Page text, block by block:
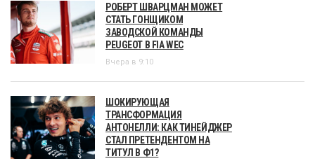
РОБЕРТ ШВАРЦМАН МОЖЕТ
СТАТЬ ГОНЩИКОМ
ЗАВОДСКОЙ КОМАНДЫ
PEUGEOT В FIA WEC
Вчера в 9:10
ШОКИРУЮЩАЯ
ТРАНСФОРМАЦИЯ
АНТОНЕЛЛИ: КАК ТИНЕЙДЖЕР
СТАЛ ПРЕТЕНДЕНТОМ НА
ТИТУЛ В Ф1?